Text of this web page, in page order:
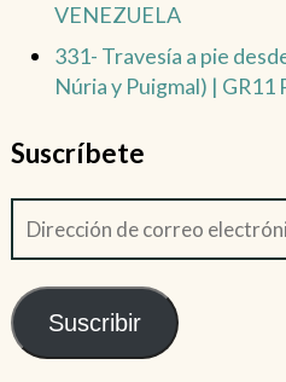
VENEZUELA
331- Travesía a pie
Núria y Puigmal) | GR11
Suscríbete
Suscribir